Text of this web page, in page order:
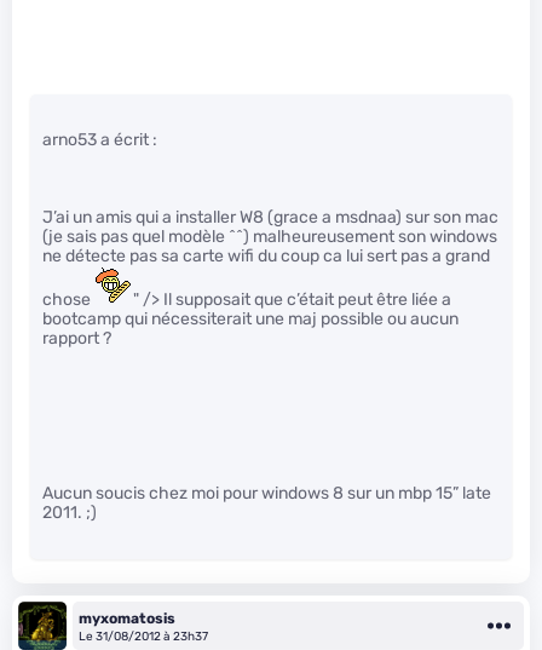
arno53 a écrit :
J’ai un amis qui a installer W8 (grace a msdnaa) sur son mac
(je sais pas quel modèle ^^) malheureusement son windows
ne détecte pas sa carte wifi du coup ca lui sert pas a grand
chose
" /> Il supposait que c’était peut être liée a
bootcamp qui nécessiterait une maj possible ou aucun
rapport ?
Aucun soucis chez moi pour windows 8 sur un mbp 15” late
2011. ;)
myxomatosis
Le 31/08/2012 à 23h37